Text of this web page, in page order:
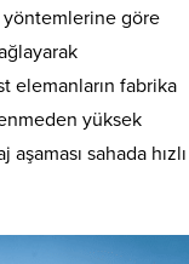
yöntemlerine göre
elemanların fabrika
yüksek
sahada hızlı